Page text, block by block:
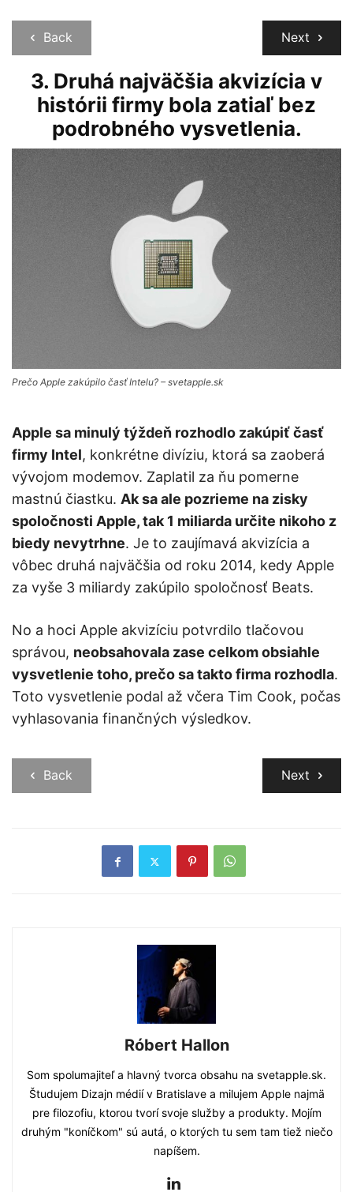
Back Next
3. Druhá najväčšia akvizícia v
histórii firmy bola zatiaľ bez
podrobného vysvetlenia.
Prečo Apple zakúpilo časť Intelu? – svetapple.sk
Apple sa minulý týždeň rozhodlo zakúpiť časť
firmy Intel, konkrétne divíziu, ktorá sa zaoberá
vývojom modemov. Zaplatil za ňu pomerne
mastnú čiastku. Ak sa ale pozrieme na zisky
spoločnosti Apple, tak 1 miliarda určite nikoho z
biedy nevytrhne. Je to zaujímavá akvizícia a
vôbec druhá najväčšia od roku 2014, kedy Apple
za vyše 3 miliardy zakúpilo spoločnosť Beats.
No a hoci Apple akvizíciu potvrdilo tlačovou
správou, neobsahovala zase celkom obsiahle
vysvetlenie toho, prečo sa takto firma rozhodla.
Toto vysvetlenie podal až včera Tim Cook, počas
vyhlasovania finančných výsledkov.
Back Next
Róbert Hallon
Som spolumajiteľ a hlavný tvorca obsahu na svetapple.sk.
Študujem Dizajn médií v Bratislave a milujem Apple najmä
pre filozofiu, ktorou tvorí svoje služby a produkty. Mojím
druhým "koníčkom" sú autá, o ktorých tu sem tam tiež niečo
napíšem.